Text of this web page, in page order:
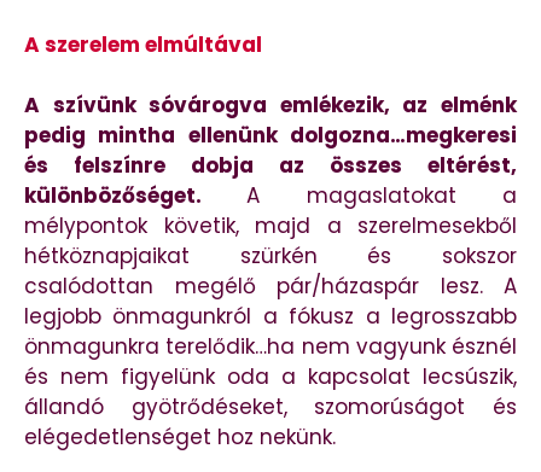
A szerelem elmúltával
A szívünk sóvárogva emlékezik, az elménk
pedig mintha ellenünk dolgozna…megkeresi
és felszínre dobja az összes eltérést,
különbözőséget.A magaslatokat a
mélypontok követik, majd a szerelmesekből
hétköznapjaikat szürkén és sokszor
csalódottan megélő pár/házaspár lesz. A
legjobb önmagunkról a fókusz a legrosszabb
önmagunkra terelődik…ha nem vagyunk észnél
és nem figyelünk oda a kapcsolat lecsúszik,
állandó gyötrődéseket, szomorúságot és
elégedetlenséget hoz nekünk.